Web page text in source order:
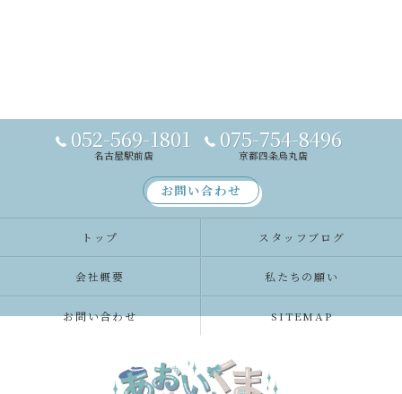
052-569-1801
名古屋駅前店
075-754-8496
京都四条烏丸店
お問い合わせ
トップ スタッフブログ
会社概要 私たちの願い
お問い合わせ SITEMAP